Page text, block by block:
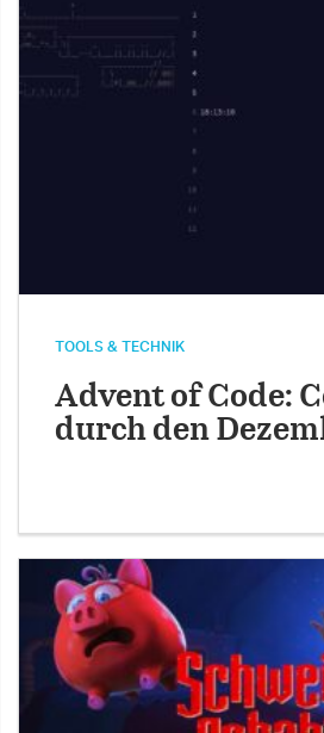
TOOLS & TECHNIK
Advent of Code:
durch den